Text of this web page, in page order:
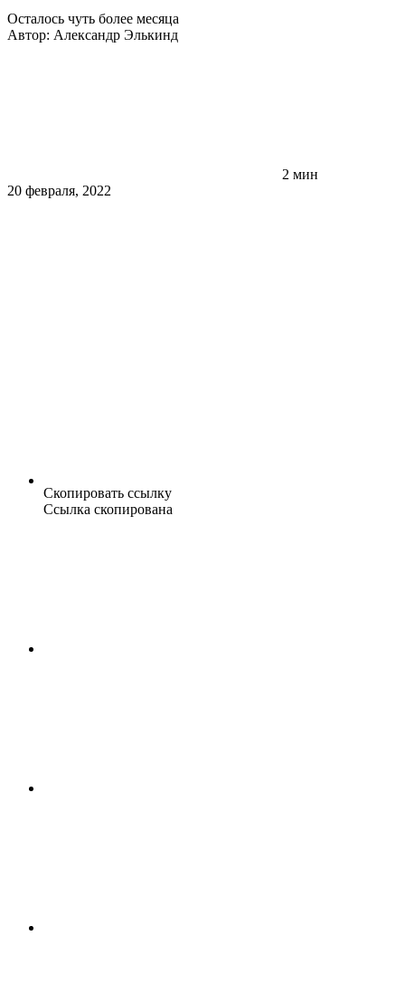
Осталось чуть более месяца
Автор: Александр Элькинд
2 мин
20 февраля, 2022
Скопировать ссылку
Ссылка скопирована